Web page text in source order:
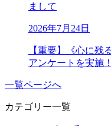
まして
2026年7月24日
【重要】《心に残
アンケートを実施！
一覧ページへ
カテゴリー一覧